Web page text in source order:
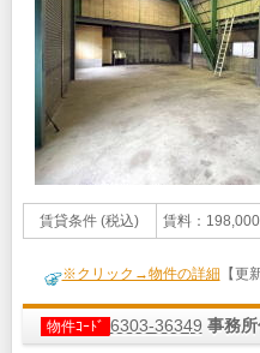
賃貸条件 (税込) 賃料：
※クリック→物件の詳細 【更
物件ｺｰﾄﾞ 6303-36349 事務